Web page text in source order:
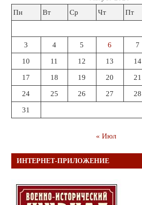
Пн
Вт Ср Чт Пт
3 4 5 6 7
10 11 12 13 14
17 18 19 20 21
24 25 26 27 28
31
« Июл
ИНТЕРНЕТ-ПРИЛОЖЕНИЕ